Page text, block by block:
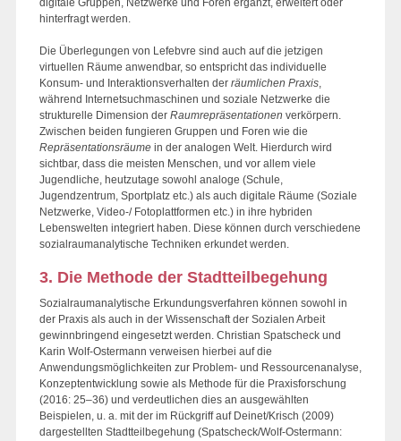
digitale Gruppen, Netzwerke und Foren ergänzt, erweitert oder
hinterfragt werden.
Die Überlegungen von Lefebvre sind auch auf die jetzigen
virtuellen Räume anwendbar, so entspricht das individuelle
Konsum- und Interaktionsverhalten der räumlichen Praxis,
während Internetsuchmaschinen und soziale Netzwerke die
strukturelle Dimension der Raumrepräsentationen verkörpern.
Zwischen beiden fungieren Gruppen und Foren wie die
Repräsentationsräume in der analogen Welt. Hierdurch wird
sichtbar, dass die meisten Menschen, und vor allem viele
Jugendliche, heutzutage sowohl analoge (Schule,
Jugendzentrum, Sportplatz etc.) als auch digitale Räume (Soziale
Netzwerke, Video-/ Fotoplattformen etc.) in ihre hybriden
Lebenswelten integriert haben. Diese können durch verschiedene
sozialraumanalytische Techniken erkundet werden.
3. Die Methode der Stadtteilbegehung
Sozialraumanalytische Erkundungsverfahren können sowohl in
der Praxis als auch in der Wissenschaft der Sozialen Arbeit
gewinnbringend eingesetzt werden. Christian Spatscheck und
Karin Wolf-Ostermann verweisen hierbei auf die
Anwendungsmöglichkeiten zur Problem- und Ressourcenanalyse,
Konzeptentwicklung sowie als Methode für die Praxisforschung
(2016: 25–36) und verdeutlichen dies an ausgewählten
Beispielen, u. a. mit der im Rückgriff auf Deinet/Krisch (2009)
dargestellten Stadtteilbegehung (Spatscheck/Wolf-Ostermann: